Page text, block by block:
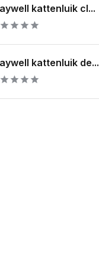
kattenluik cl...
kattenluik de...